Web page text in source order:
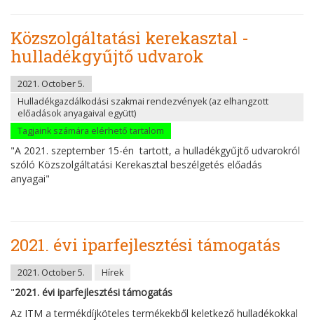
Közszolgáltatási kerekasztal -
hulladékgyűjtő udvarok
2021. October 5.
Hulladékgazdálkodási szakmai rendezvények (az elhangzott
előadások anyagaival együtt)
Tagjaink számára elérhető tartalom
"A 2021. szeptember 15-én tartott, a hulladékgyűjtő udvarokról
szóló Közszolgáltatási Kerekasztal beszélgetés előadás
anyagai"
2021. évi iparfejlesztési támogatás
2021. October 5. Hírek
"2021. évi iparfejlesztési támogatás
Az ITM a termékdíjköteles termékekből keletkező hulladékokkal